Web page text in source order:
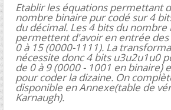
Etablir les équations permettant
nombre binaire pur codé sur 4
du décimal. Les 4 bits du nombre
permettent d'avoir en entrée
0 à 15 (0000-1111). La
nécessite donc 4 bits u3u2u1u0
de 0 à 9 (0000 - 1001 en binaire)
pour coder la dizaine. On
disponible en Annexe(table de
Karnaugh).